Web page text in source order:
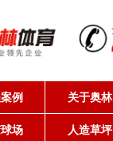
例 关于奥林
场 人造草坪